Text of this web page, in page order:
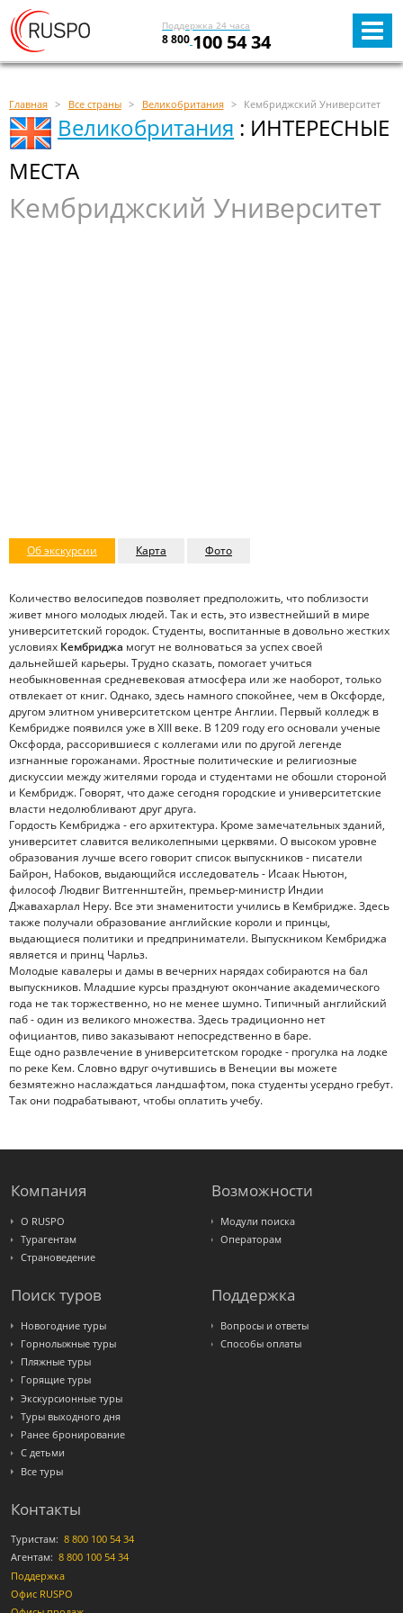
Поддержка 24 часа
8 800 100 54 34
Главная Все страны Великобритания Кембриджский Университет
Великобритания : ИНТЕРЕСНЫЕ
МЕСТА
Кембриджский Университет
Об экскурсии Карта Фото
Количество велосипедов позволяет предположить, что поблизости
живет много молодых людей. Так и есть, это известнейший в мире
университетский городок. Студенты, воспитанные в довольно жестких
условиях Кембриджа могут не волноваться за успех своей
дальнейшей карьеры. Трудно сказать, помогает учиться
необыкновенная средневековая атмосфера или же наоборот, только
отвлекает от книг. Однако, здесь намного спокойнее, чем в Оксфорде,
другом элитном университетском центре Англии. Первый колледж в
Кембридже появился уже в XIII веке. В 1209 году его основали ученые
Оксфорда, рассорившиеся с коллегами или по другой легенде
изгнанные горожанами. Яростные политические и религиозные
дискуссии между жителями города и студентами не обошли стороной
и Кембридж. Говорят, что даже сегодня городские и университетские
власти недолюбливают друг друга.
Гордость Кембриджа - его архитектура. Кроме замечательных зданий,
университет славится великолепными церквями. О высоком уровне
образования лучше всего говорит список выпускников - писатели
Байрон, Набоков, выдающийся исследователь - Исаак Ньютон,
философ Людвиг Витгеннштейн, премьер-министр Индии
Джавахарлал Неру. Все эти знаменитости учились в Кембридже. Здесь
также получали образование английские короли и принцы,
выдающиеся политики и предприниматели. Выпускником Кембриджа
является и принц Чарльз.
Молодые кавалеры и дамы в вечерних нарядах собираются на бал
выпускников. Младшие курсы празднуют окончание академического
года не так торжественно, но не менее шумно. Типичный английский
паб - один из великого множества. Здесь традиционно нет
официантов, пиво заказывают непосредственно в баре.
Еще одно развлечение в университетском городке - прогулка на лодке
по реке Кем. Словно вдруг очутившись в Венеции вы можете
безмятежно наслаждаться ландшафтом, пока студенты усердно гребут.
Так они подрабатывают, чтобы оплатить учебу.
Компания
О RUSPO
Турагентам
Страноведение
Возможности
Модули поиска
Операторам
Поиск туров
Новогодние туры
Горнолыжные туры
Пляжные туры
Горящие туры
Экскурсионные туры
Туры выходного дня
Ранее бронирование
С детьми
Все туры
Поддержка
Вопросы и ответы
Способы оплаты
Контакты
Туристам: 8 800 100 54 34
Агентам: 8 800 100 54 34
Поддержка
Офис RUSPO